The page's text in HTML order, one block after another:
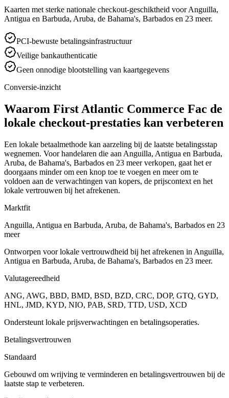
Kaarten met sterke nationale checkout-geschiktheid voor Anguilla,
Antigua en Barbuda, Aruba, de Bahama's, Barbados en 23 meer.
PCI-bewuste betalingsinfrastructuur
Veilige bankauthenticatie
Geen onnodige blootstelling van kaartgegevens
Conversie-inzicht
Waarom First Atlantic Commerce Fac de
lokale checkout-prestaties kan verbeteren
Een lokale betaalmethode kan aarzeling bij de laatste betalingsstap
wegnemen. Voor handelaren die aan Anguilla, Antigua en Barbuda,
Aruba, de Bahama's, Barbados en 23 meer verkopen, gaat het er
doorgaans minder om een knop toe te voegen en meer om te
voldoen aan de verwachtingen van kopers, de prijscontext en het
lokale vertrouwen bij het afrekenen.
Marktfit
Anguilla, Antigua en Barbuda, Aruba, de Bahama's, Barbados en 23
meer
Ontworpen voor lokale vertrouwdheid bij het afrekenen in Anguilla,
Antigua en Barbuda, Aruba, de Bahama's, Barbados en 23 meer.
Valutagereedheid
ANG, AWG, BBD, BMD, BSD, BZD, CRC, DOP, GTQ, GYD,
HNL, JMD, KYD, NIO, PAB, SRD, TTD, USD, XCD
Ondersteunt lokale prijsverwachtingen en betalingsoperaties.
Betalingsvertrouwen
Standaard
Gebouwd om wrijving te verminderen en betalingsvertrouwen bij de
laatste stap te verbeteren.